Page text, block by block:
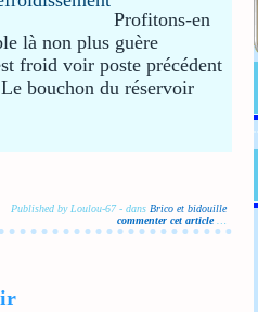
Profitons-en
là non plus guère
froid voir poste précédent
bouchon du réservoir
Published by Loulou-67 - dans Brico et bidouille
commenter cet article